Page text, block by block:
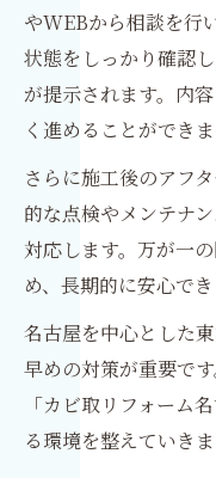
やWEBから相談を行
状態をしっかり確認
が提示されます。内
く進めることができま
さらに施工後のアフ
的な点検やメンテナ
対応します。万が一
め、長期的に安心で
名古屋を中心とした
早めの対策が重要で
「カビ取リフォーム
る環境を整えていきま